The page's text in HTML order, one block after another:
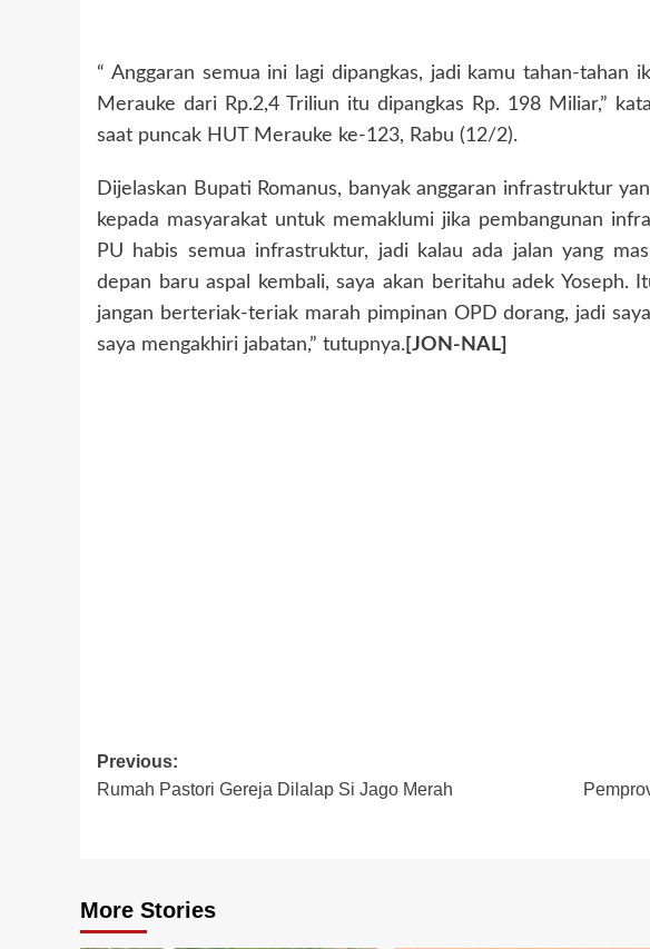
“ Anggaran semua ini lagi dipangkas, jadi kamu tahan-tahan
Merauke dari Rp.2,4 Triliun itu dipangkas Rp. 198 Miliar,”
saat puncak HUT Merauke ke-123, Rabu (12/2).
Dijelaskan Bupati Romanus, banyak anggaran infrastruktur
kepada masyarakat untuk memaklumi jika pembangunan
PU habis semua infrastruktur, jadi kalau ada jalan yang
depan baru aspal kembali, saya akan beritahu adek Yoseph.
jangan berteriak-teriak marah pimpinan OPD dorang, jadi
saya mengakhiri jabatan,” tutupnya. [JON-NAL]
Post
navigation
Previous:
Rumah Pastori Gereja Dilalap Si Jago Merah
More Stories